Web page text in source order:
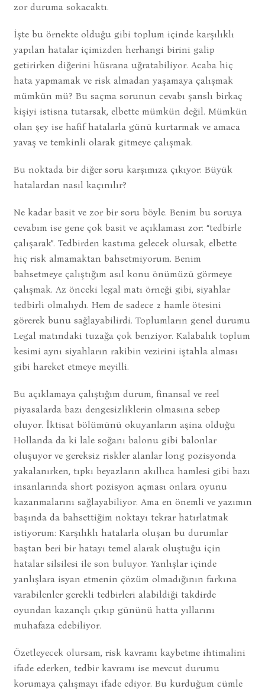
zor duruma sokacaktı.
İşte bu örnekte olduğu gibi toplum içinde karşılıklı
yapılan hatalar içimizden herhangi birini galip
getirirken diğerini hüsrana uğratabiliyor. Acaba hiç
hata yapmamak ve risk almadan yaşamaya çalışmak
mümkün mü? Bu saçma sorunun cevabı şanslı birkaç
kişiyi istisna tutarsak, elbette mümkün değil. Mümkün
olan şey ise hafif hatalarla günü kurtarmak ve amaca
yavaş ve temkinli olarak gitmeye çalışmak.
Bu noktada bir diğer soru karşımıza çıkıyor: Büyük
hatalardan nasıl kaçınılır?
Ne kadar basit ve zor bir soru böyle. Benim bu soruya
cevabım ise gene çok basit ve açıklaması zor: “tedbirle
çalışarak”. Tedbirden kastıma gelecek olursak, elbette
hiç risk almamaktan bahsetmiyorum. Benim
bahsetmeye çalıştığım asıl konu önümüzü görmeye
çalışmak. Az önceki legal matı örneği gibi, siyahlar
tedbirli olmalıydı. Hem de sadece 2 hamle ötesini
görerek bunu sağlayabilirdi. Toplumların genel durumu
Legal matındaki tuzağa çok benziyor. Kalabalık toplum
kesimi aynı siyahların rakibin vezirini iştahla alması
gibi hareket etmeye meyilli.
Bu açıklamaya çalıştığım durum, finansal ve reel
piyasalarda bazı dengesizliklerin olmasına sebep
oluyor. İktisat bölümünü okuyanların aşina olduğu
Hollanda da ki lale soğanı balonu gibi balonlar
oluşuyor ve gereksiz riskler alanlar long pozisyonda
yakalanırken, tıpkı beyazların akıllıca hamlesi gibi bazı
insanlarında short pozisyon açması onlara oyunu
kazanmalarını sağlayabiliyor. Ama en önemli ve yazımın
başında da bahsettiğim noktayı tekrar hatırlatmak
istiyorum: Karşılıklı hatalarla oluşan bu durumlar
baştan beri bir hatayı temel alarak oluştuğu için
hatalar silsilesi ile son buluyor. Yanlışlar içinde
yanlışlara isyan etmenin çözüm olmadığının farkına
varabilenler gerekli tedbirleri alabildiği takdirde
oyundan kazançlı çıkıp gününü hatta yıllarını
muhafaza edebiliyor.
Özetleyecek olursam, risk kavramı kaybetme ihtimalini
ifade ederken, tedbir kavramı ise mevcut durumu
korumaya çalışmayı ifade ediyor. Bu kurduğum cümle